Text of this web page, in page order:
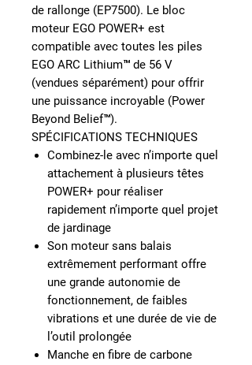
de rallonge (EP7500). Le bloc
moteur EGO POWER+ est
compatible avec toutes les piles
EGO ARC Lithium™ de 56 V
(vendues séparément) pour offrir
une puissance incroyable (Power
Beyond Belief™).
SPÉCIFICATIONS TECHNIQUES
Combinez-le avec n’importe quel
attachement à plusieurs têtes
POWER+ pour réaliser
rapidement n’importe quel projet
de jardinage
Son moteur sans balais
extrêmement performant offre
une grande autonomie de
fonctionnement, de faibles
vibrations et une durée de vie de
l’outil prolongée
Manche en fibre de carbone